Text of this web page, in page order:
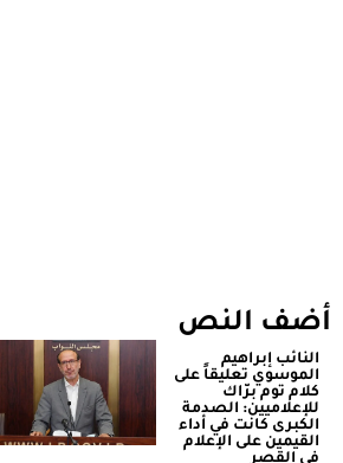
أضف النص
النائب إبراهيم
الموسوي تعليقاً على
كلام توم برّاك
للإعلاميين: الصدمة
الكبرى كانت في أداء
القيمين على ‏الإعلام
في القصر